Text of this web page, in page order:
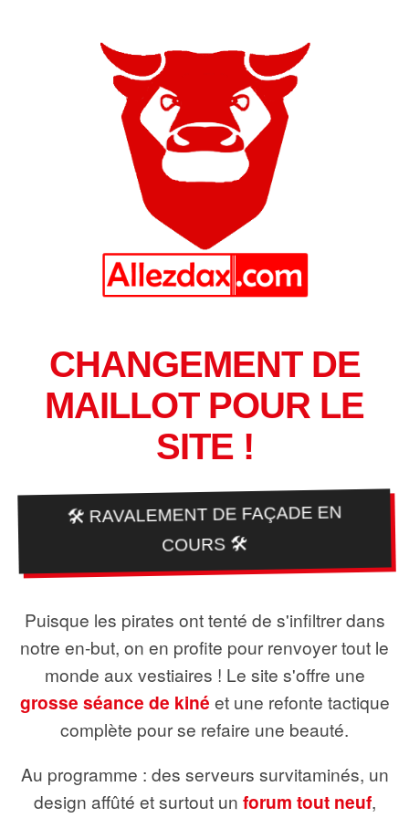
CHANGEMENT DE
MAILLOT POUR LE
SITE !
🛠️ RAVALEMENT DE FAÇADE EN
COURS 🛠️
Puisque les pirates ont tenté de s'infiltrer dans
notre en-but, on en profite pour renvoyer tout le
monde aux vestiaires ! Le site s'offre une
grosse séance de kiné et une refonte tactique
complète pour se refaire une beauté.
Au programme : des serveurs survitaminés, un
design affûté et surtout un forum tout neuf,